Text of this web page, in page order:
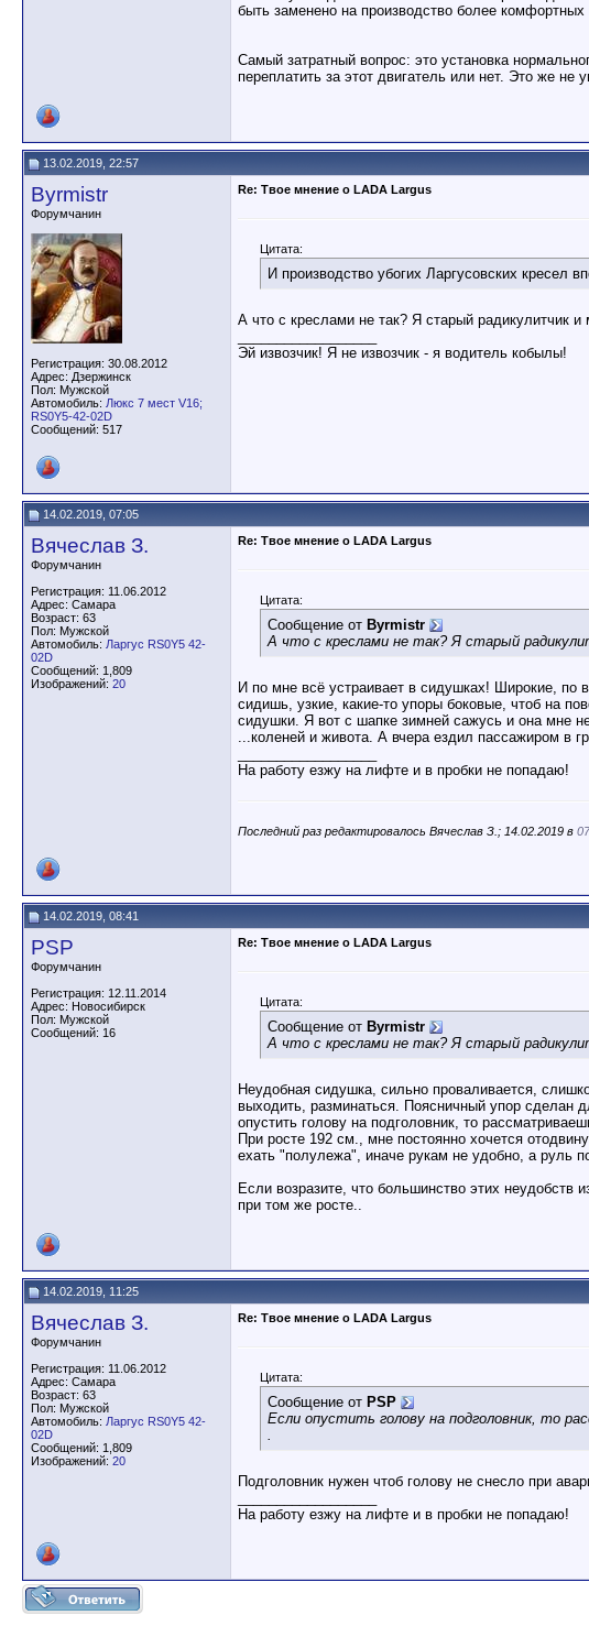
быть заменено на производство более комфортных
Самый затратный вопрос: это установка
переплатить за этот двигатель или нет. Это же
13.02.2019, 22:57
Byrmistr
Форумчанин
Регистрация: 30.08.2012
Адрес: Дзержинск
Пол: Мужской
Автомобиль: Люкс 7 мест V16;
RS0Y5-42-02D
Сообщений: 517
Re: Твое мнение о LADA Largus
Цитата:
И производство убогих Ларгусовских кресел
А что с креслами не так? Я старый радикулитчик
Эй извозчик! Я не извозчик - я водитель кобылы!
14.02.2019, 07:05
Вячеслав З.
Форумчанин
Регистрация: 11.06.2012
Адрес: Самара
Возраст: 63
Пол: Мужской
Автомобиль: Ларгус RS0Y5 42-
02D
Сообщений: 1,809
Изображений: 20
Re: Твое мнение о LADA Largus
Цитата:
Сообщение от Byrmistr
А что с креслами не так? Я старый
И по мне всё устраивает в сидушках! Широкие,
сидишь, узкие, какие-то упоры боковые, чтоб на
сидушки. Я вот с шапке зимней сажусь и она мне
...коленей и живота. А вчера ездил пассажиром в
На работу езжу на лифте и в пробки не попадаю!
Последний раз редактировалось Вячеслав З.; 14.02.2019 в
14.02.2019, 08:41
PSP
Форумчанин
Регистрация: 12.11.2014
Адрес: Новосибирск
Пол: Мужской
Сообщений: 16
Re: Твое мнение о LADA Largus
Цитата:
Сообщение от Byrmistr
А что с креслами не так? Я старый
Неудобная сидушка, сильно проваливается,
выходить, разминаться. Поясничный упор сделан
опустить голову на подголовник, то
При росте 192 см., мне постоянно хочется
ехать "полулежа", иначе рукам не удобно, а руль
Если возразите, что большинство этих
при том же росте..
14.02.2019, 11:25
Вячеслав З.
Форумчанин
Регистрация: 11.06.2012
Адрес: Самара
Возраст: 63
Пол: Мужской
Автомобиль: Ларгус RS0Y5 42-
02D
Сообщений: 1,809
Изображений: 20
Re: Твое мнение о LADA Largus
Цитата:
Сообщение от PSP
Если опустить голову на подголовник, то
.
Подголовник нужен чтоб голову не снесло при
На работу езжу на лифте и в пробки не попадаю!